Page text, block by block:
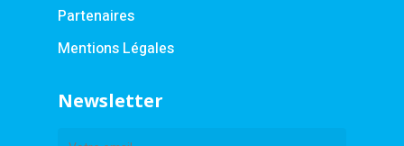
Partenaires
Mentions Légales
Newsletter